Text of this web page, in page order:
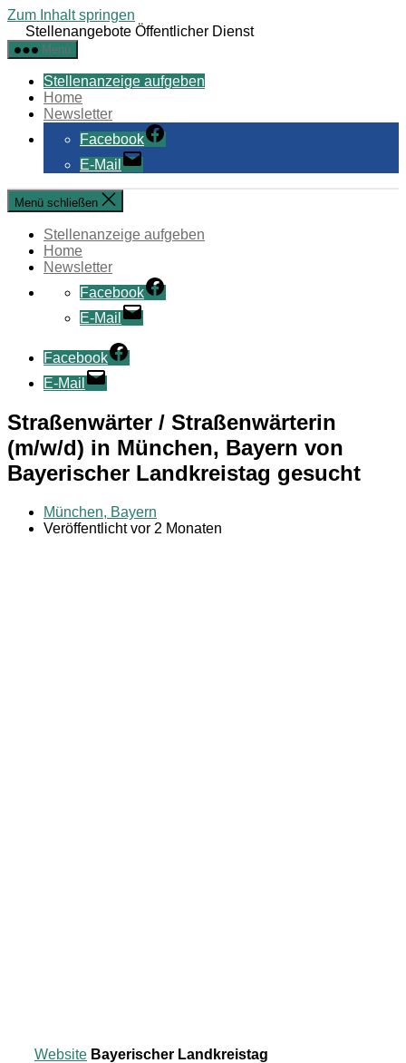
Zum Inhalt springen
Stellenangebote Öffentlicher Dienst
Menü
Stellenanzeige aufgeben
Home
Newsletter
Facebook
E-Mail
Menü schließen
Stellenanzeige aufgeben
Home
Newsletter
Facebook
E-Mail
Facebook
E-Mail
Straßenwärter / Straßenwärterin
(m/w/d) in München, Bayern von
Bayerischer Landkreistag gesucht
München, Bayern
Veröffentlicht vor 2 Monaten
Website Bayerischer Landkreistag